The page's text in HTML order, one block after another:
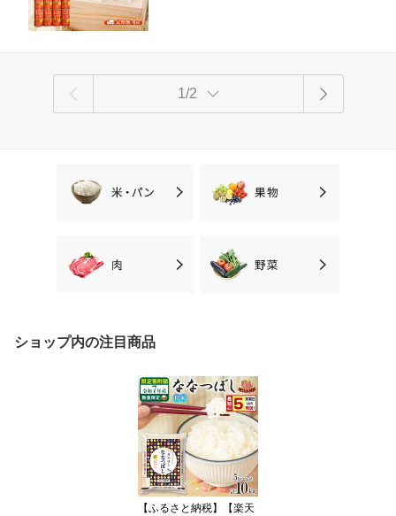
1/2
ショップ内の注目商品
【ふるさと納税】【楽天